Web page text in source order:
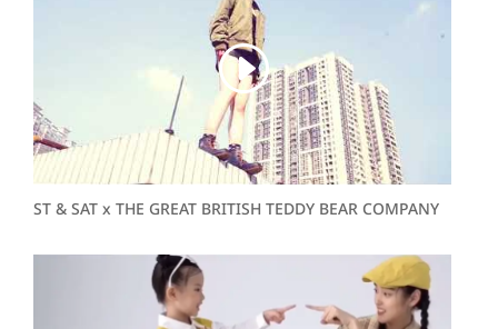
ST & SAT x THE GREAT BRITISH TEDDY BEAR COMPANY